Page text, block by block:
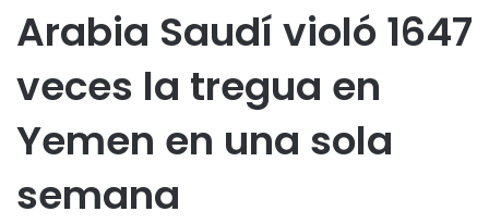
Arabia Saudí violó 1647
veces la tregua en
Yemen en una sola
semana